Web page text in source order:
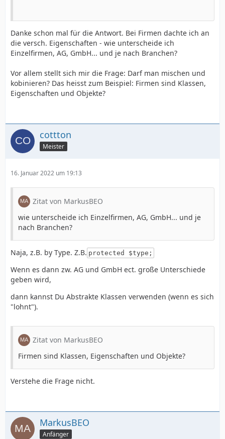
Danke schon mal für die Antwort. Bei Firmen dachte ich an
die versch. Eigenschaften - wie unterscheide ich
Einzelfirmen, AG, GmbH... und je nach Branchen?
Vor allem stellt sich mir die Frage: Darf man mischen und
kobinieren? Das heisst zum Beispiel: Firmen sind Klassen,
Eigenschaften und Objekte?
cottton
Meister
16. Januar 2022 um 19:13
Zitat von MarkusBEO
wie unterscheide ich Einzelfirmen, AG, GmbH... und je
nach Branchen?
Naja, z.B. by Type. Z.B. protected $type;
Wenn es dann zw. AG und GmbH ect. große Unterschiede
geben wird,
dann kannst Du Abstrakte Klassen verwenden (wenn es sich
"lohnt").
Zitat von MarkusBEO
Firmen sind Klassen, Eigenschaften und Objekte?
Verstehe die Frage nicht.
MarkusBEO
Anfänger